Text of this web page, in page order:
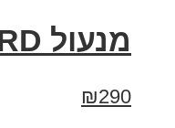
מנעול ONGUARD
₪290